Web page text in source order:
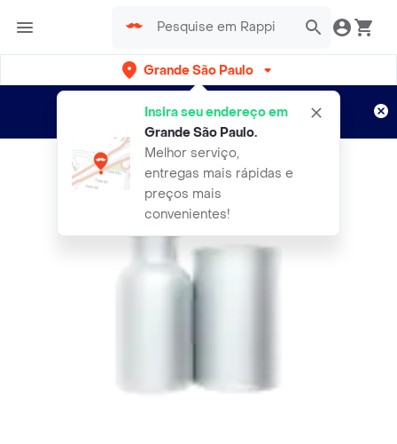
Grande São Paulo
Insira seu endereço em
Grande São Paulo.
Melhor serviço,
entregas mais rápidas e
preços mais
convenientes!
Entregas grátis por 15 dias!
Aplicam T&C